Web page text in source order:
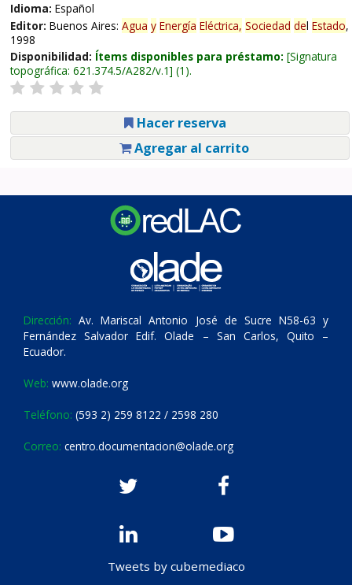
Idioma: Español
Editor: Buenos Aires: Agua y Energía Eléctrica, Sociedad del Estado,
1998
Disponibilidad: Ítems disponibles para préstamo: Signatura
topográfica: 621.374.5/A282/v.1 (1).
Hacer reserva
Agregar al carrito
Dirección: Av. Mariscal Antonio José de Sucre N58-63 y
Fernández Salvador Edif. Olade – San Carlos, Quito –
Ecuador.
Web: www.olade.org
Teléfono: (593 2) 259 8122 / 2598 280
Correo: centro.documentacion@olade.org
Tweets by cubemediaco